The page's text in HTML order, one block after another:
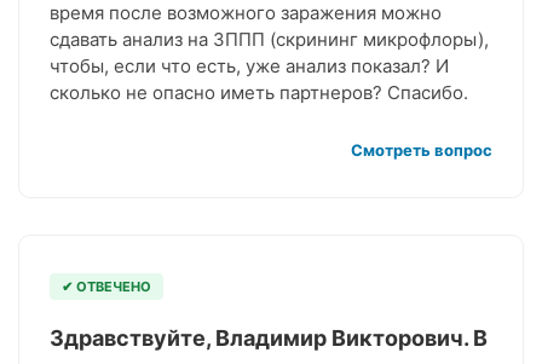
время после возможного заражения можно
сдавать анализ на ЗППП (скрининг микрофлоры),
чтобы, если что есть, уже анализ показал? И
сколько не опасно иметь партнеров? Спасибо.
Смотреть вопрос
✔ ОТВЕЧЕНО
Здравствуйте, Владимир Викторович. В